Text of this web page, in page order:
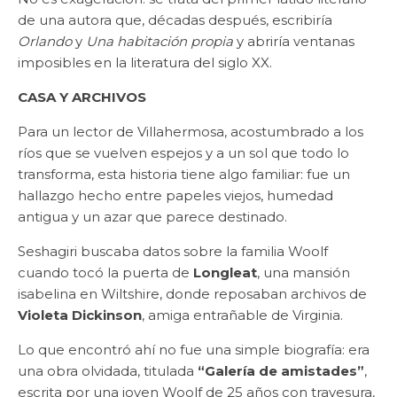
de una autora que, décadas después, escribiría
Orlandoy Una habitación propia y abriría ventanas
imposibles en la literatura del siglo XX.
CASA Y ARCHIVOS
Para un lector de Villahermosa, acostumbrado a los
ríos que se vuelven espejos y a un sol que todo lo
transforma, esta historia tiene algo familiar: fue un
hallazgo hecho entre papeles viejos, humedad
antigua y un azar que parece destinado.
Seshagiri buscaba datos sobre la familia Woolf
cuando tocó la puerta de Longleat, una mansión
isabelina en Wiltshire, donde reposaban archivos de
Violeta Dickinson, amiga entrañable de Virginia.
Lo que encontró ahí no fue una simple biografía: era
una obra olvidada, titulada “Galería de amistades”,
escrita por una joven Woolf de 25 años con travesura,